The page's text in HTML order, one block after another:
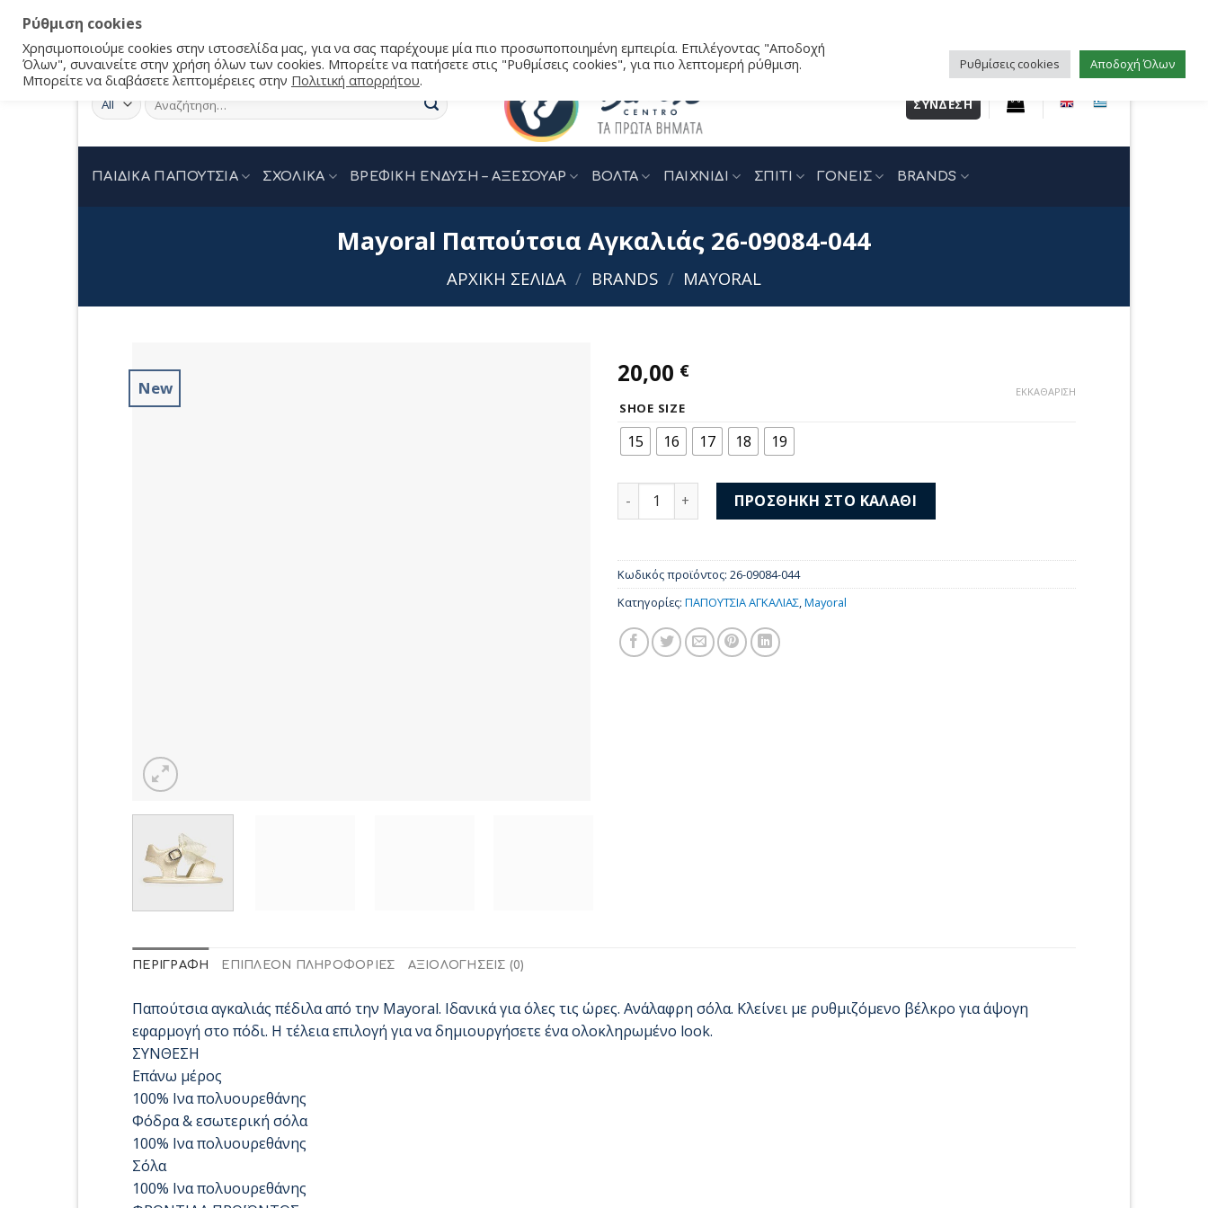
Αναζήτηση
για:
ΣΎΝΔΕΣΗ
ΠΑΙΔΙΚΑ ΠΑΠΟΥΤΣΙΑ ΣΧΟΛΙΚΑ ΒΡΕΦΙΚΗ ΕΝΔΥΣΗ – ΑΞΕΣΟΥΑΡ ΒΟΛΤΑ ΠΑΙΧΝΙΔΙ ΣΠΙΤΙ ΓΟΝΕΙΣ BRANDS
Mayoral Παπούτσια Aγκαλιάς 26-09084-044
ΑΡΧΙΚΉ ΣΕΛΊΔΑ / BRANDS / MAYORAL
New
20,00 €
SHOE SIZE
15 16 17 18 19
ΕΚΚΑΘΆΡΙΣΗ
Mayoral Παπούτσια Aγκαλιάς 26-09084-044 ποσότητα
ΠΡΟΣΘΉΚΗ ΣΤΟ ΚΑΛΆΘΙ
Κωδικός προϊόντος: 26-09084-044
Κατηγορίες: ΠΑΠΟΥΤΣΙΑ ΑΓΚΑΛΙΑΣ,Mayoral
ΠΕΡΙΓΡΑΦΉ ΕΠΙΠΛΈΟΝ ΠΛΗΡΟΦΟΡΊΕΣ ΑΞΙΟΛΟΓΉΣΕΙΣ (0)
Παπούτσια αγκαλιάς πέδιλα από την Mayoral. Ιδανικά για όλες τις ώρες. Ανάλαφρη σόλα. Κλείνει με ρυθμιζόμενο βέλκρο για άψογη
εφαρμογή στο πόδι. Η τέλεια επιλογή για να δημιουργήσετε ένα ολοκληρωμένο look.
ΣΥΝΘΕΣΗ
Επάνω μέρος
100% Ινα πολυουρεθάνης
Φόδρα & εσωτερική σόλα
100% Ινα πολυουρεθάνης
Σόλα
100% Ινα πολυουρεθάνης
Ρύθμιση cookies
Χρησιμοποιούμε cookies στην ιστοσελίδα μας, για να σας παρέχουμε μία πιο προσωποποιημένη εμπειρία. Επιλέγοντας "Αποδοχή
Όλων", συναινείτε στην χρήση όλων των cookies. Μπορείτε να πατήσετε στις "Ρυθμίσεις cookies", για πιο λεπτομερή ρύθμιση.
Μπορείτε να διαβάσετε λεπτομέρειες στην Πολιτική απορρήτου.
Ρυθμίσεις cookies Αποδοχή Όλων